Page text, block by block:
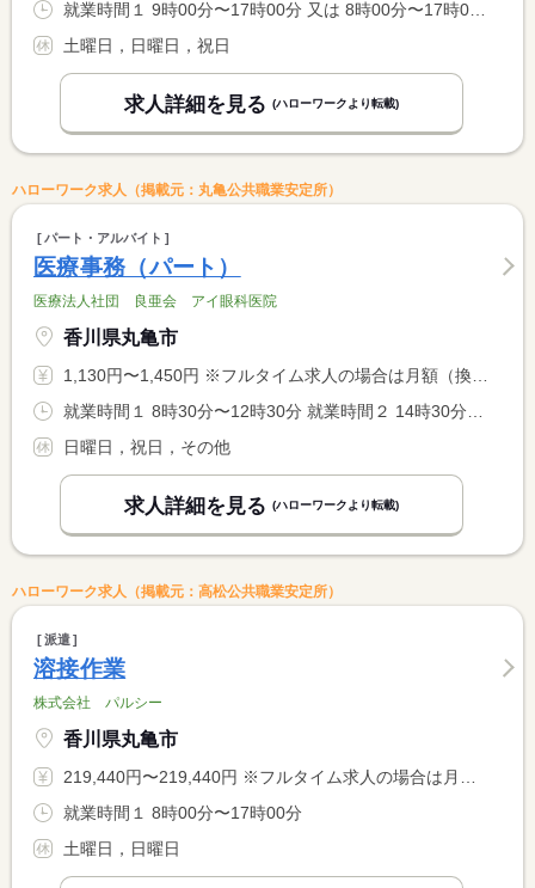
土曜日，日曜日，祝日
求人詳細を見る (ハローワークより転載)
ハローワーク求人（掲載元：丸亀公共職業安定所）
パート・アルバイト
医療事務（パート）
医療法人社団 良亜会 アイ眼科医院
香川県丸亀市
1,130円〜1,450円 ※フルタイム求人の場合は月額（換算額）、パート求人の場合は時間額を表示しています。
日曜日，祝日，その他
求人詳細を見る (ハローワークより転載)
ハローワーク求人（掲載元：高松公共職業安定所）
派遣
溶接作業
株式会社 パルシー
香川県丸亀市
219,440円〜219,440円 ※フルタイム求人の場合は月額（換算額）、パート求人の場合は時間額を表示しています。
就業時間１ 8時00分〜17時00分
土曜日，日曜日